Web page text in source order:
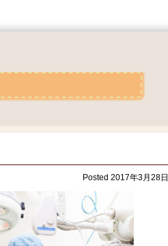
Posted 2017年3月28日